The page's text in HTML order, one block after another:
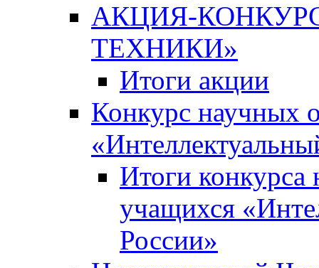
АКЦИЯ-
ТЕХНИКИ»
Итоги акции
Конкурс научных
Итоги
учащихся
России»